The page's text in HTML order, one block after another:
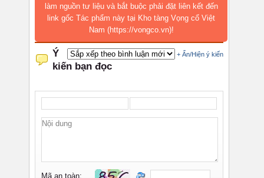
làm nguồn tư liệu và bắt buộc phải đặt liên kết đến
link gốc Tác phẩm này tại Kho tàng Vọng cổ Việt
Nam (https://vongco.vn)!